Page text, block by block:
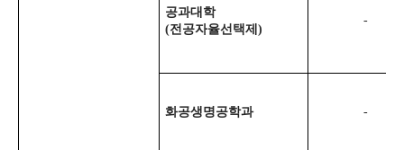
공과대학
(전공자율선택제 )
-
화공생명공학과 -